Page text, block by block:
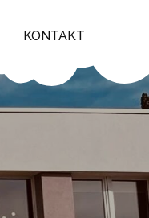
KONTAKT